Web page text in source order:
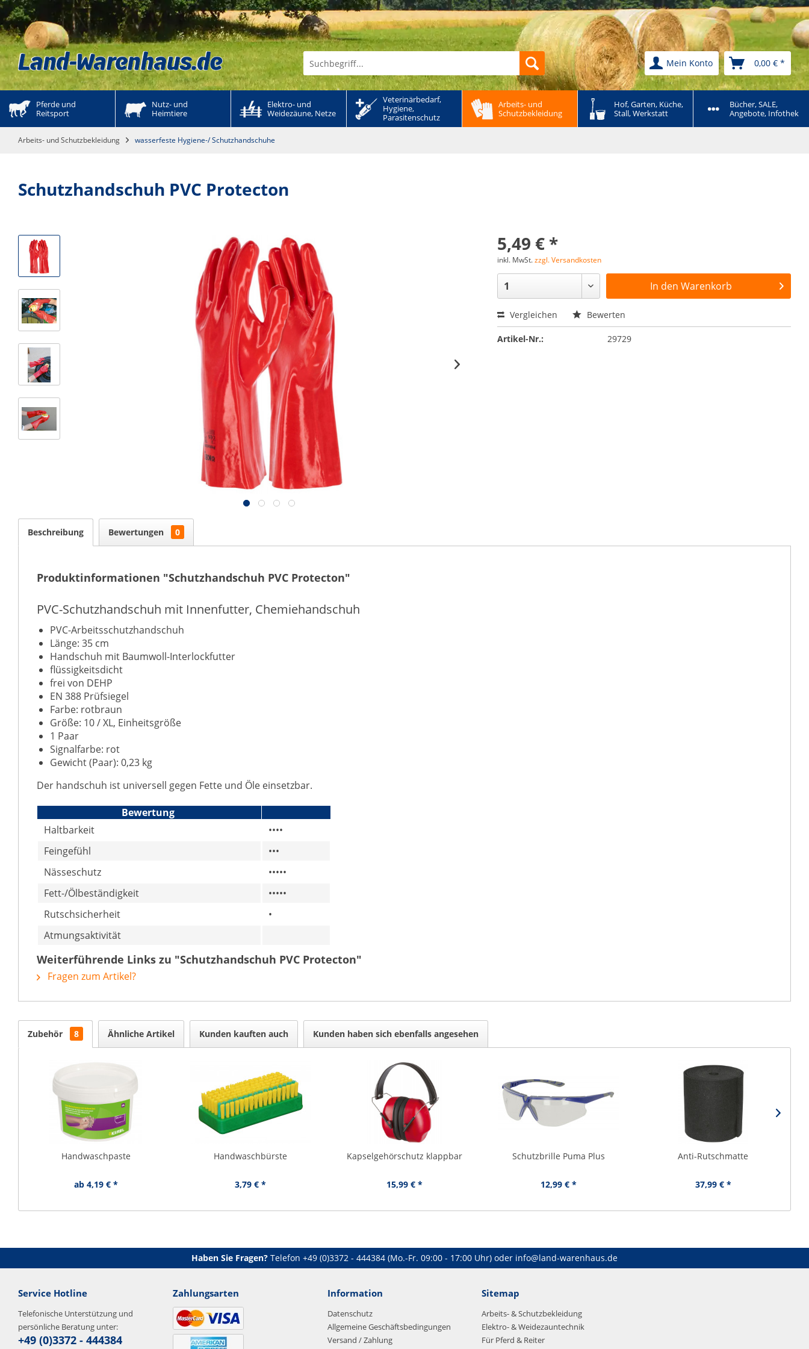
Mein Konto 0,00 € *
Pferde und
Reitsport
Nutz- und
Heimtiere
Elektro- und
Weidezäune, Netze
Veterinärbedarf,
Hygiene,
Parasitenschutz
Arbeits- und
Schutzbekleidung
Hof, Garten, Küche,
Stall, Werkstatt
Bücher, SALE,
Angebote, Infothek
Arbeits- und Schutzbekleidung wasserfeste Hygiene-/ Schutzhandschuhe
Schutzhandschuh PVC Protecton
5,49 € *
inkl. MwSt.zzgl. Versandkosten
In den Warenkorb
Vergleichen Bewerten
Artikel-Nr.: 29729
Beschreibung Bewertungen 0
Produktinformationen "Schutzhandschuh PVC Protecton"
PVC-Schutzhandschuh mit Innenfutter, Chemiehandschuh
PVC-Arbeitsschutzhandschuh
Länge: 35 cm
Handschuh mit Baumwoll-Interlockfutter
flüssigkeitsdicht
frei von DEHP
EN 388 Prüfsiegel
Farbe: rotbraun
Größe: 10 / XL, Einheitsgröße
1 Paar
Signalfarbe: rot
Gewicht (Paar): 0,23 kg
Der handschuh ist universell gegen Fette und Öle einsetzbar.
Bewertung
Haltbarkeit
••••
Feingefühl
•••
Nässeschutz
•••••
Fett-/Ölbeständigkeit
•••••
Rutschsicherheit
•
Atmungsaktivität
Weiterführende Links zu "Schutzhandschuh PVC Protecton"
Fragen zum Artikel?
Zubehör 8 Ähnliche Artikel Kunden kauften auch Kunden haben sich ebenfalls angesehen
Handwaschpaste
ab 4,19 € *
Handwaschbürste
3,79 € *
Kapselgehörschutz klappbar
15,99 € *
Schutzbrille Puma Plus
12,99 € *
Anti-Rutschmatte
37,99 € *
Haben Sie Fragen? Telefon +49 (0)3372 - 444384 (Mo.-Fr. 09:00 - 17:00 Uhr) oder info@land-warenhaus.de
Service Hotline
Telefonische Unterstützung und
persönliche Beratung unter:
+49 (0)3372 - 444384
Zahlungsarten Information
Datenschutz
Allgemeine Geschäftsbedingungen
Versand / Zahlung
Sitemap
Arbeits- & Schutzbekleidung
Elektro- & Weidezauntechnik
Für Pferd & Reiter